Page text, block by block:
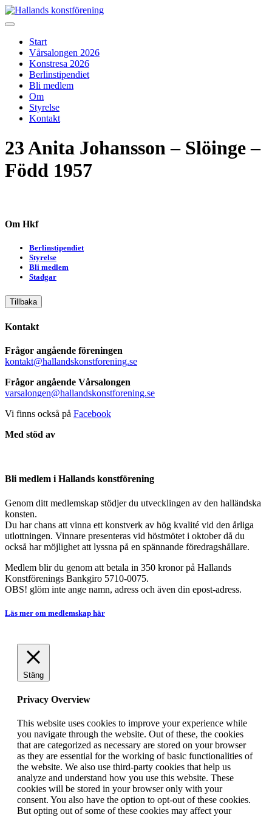
Skip
to
Start
Vårsalongen 2026
Konstresa 2026
Berlinstipendiet
Bli medlem
Om
Styrelse
Kontakt
23 Anita Johansson – Slöinge –
Född 1957
Om Hkf
Berlinstipendiet
Styrelse
Bli medlem
Stadgar
Tillbaka
Kontakt
Frågor angående föreningen
kontakt@hallandskonstforening.se
Frågor angående Vårsalongen
varsalongen@hallandskonstforening.se
Vi finns också på Facebook
Med stöd av
Bli medlem i Hallands konstförening
Genom ditt medlemskap stödjer du utvecklingen av den halländska
konsten.
Du har chans att vinna ett konstverk av hög kvalité vid den årliga
utlottningen. Vinnare presenteras vid höstmötet i oktober då du
också har möjlighet att lyssna på en spännande föredragshållare.
Medlem blir du genom att betala in 350 kronor på Hallands
Konstförenings Bankgiro 5710-0075.
OBS! glöm inte ange namn, adress och även din epost-adress.
Läs mer om medlemskap här
Stäng
Privacy Overview
This website uses cookies to improve your experience while
you navigate through the website. Out of these, the cookies
that are categorized as necessary are stored on your browser
as they are essential for the working of basic functionalities of
the website. We also use third-party cookies that help us
analyze and understand how you use this website. These
cookies will be stored in your browser only with your
consent. You also have the option to opt-out of these cookies.
But opting out of some of these cookies may affect your